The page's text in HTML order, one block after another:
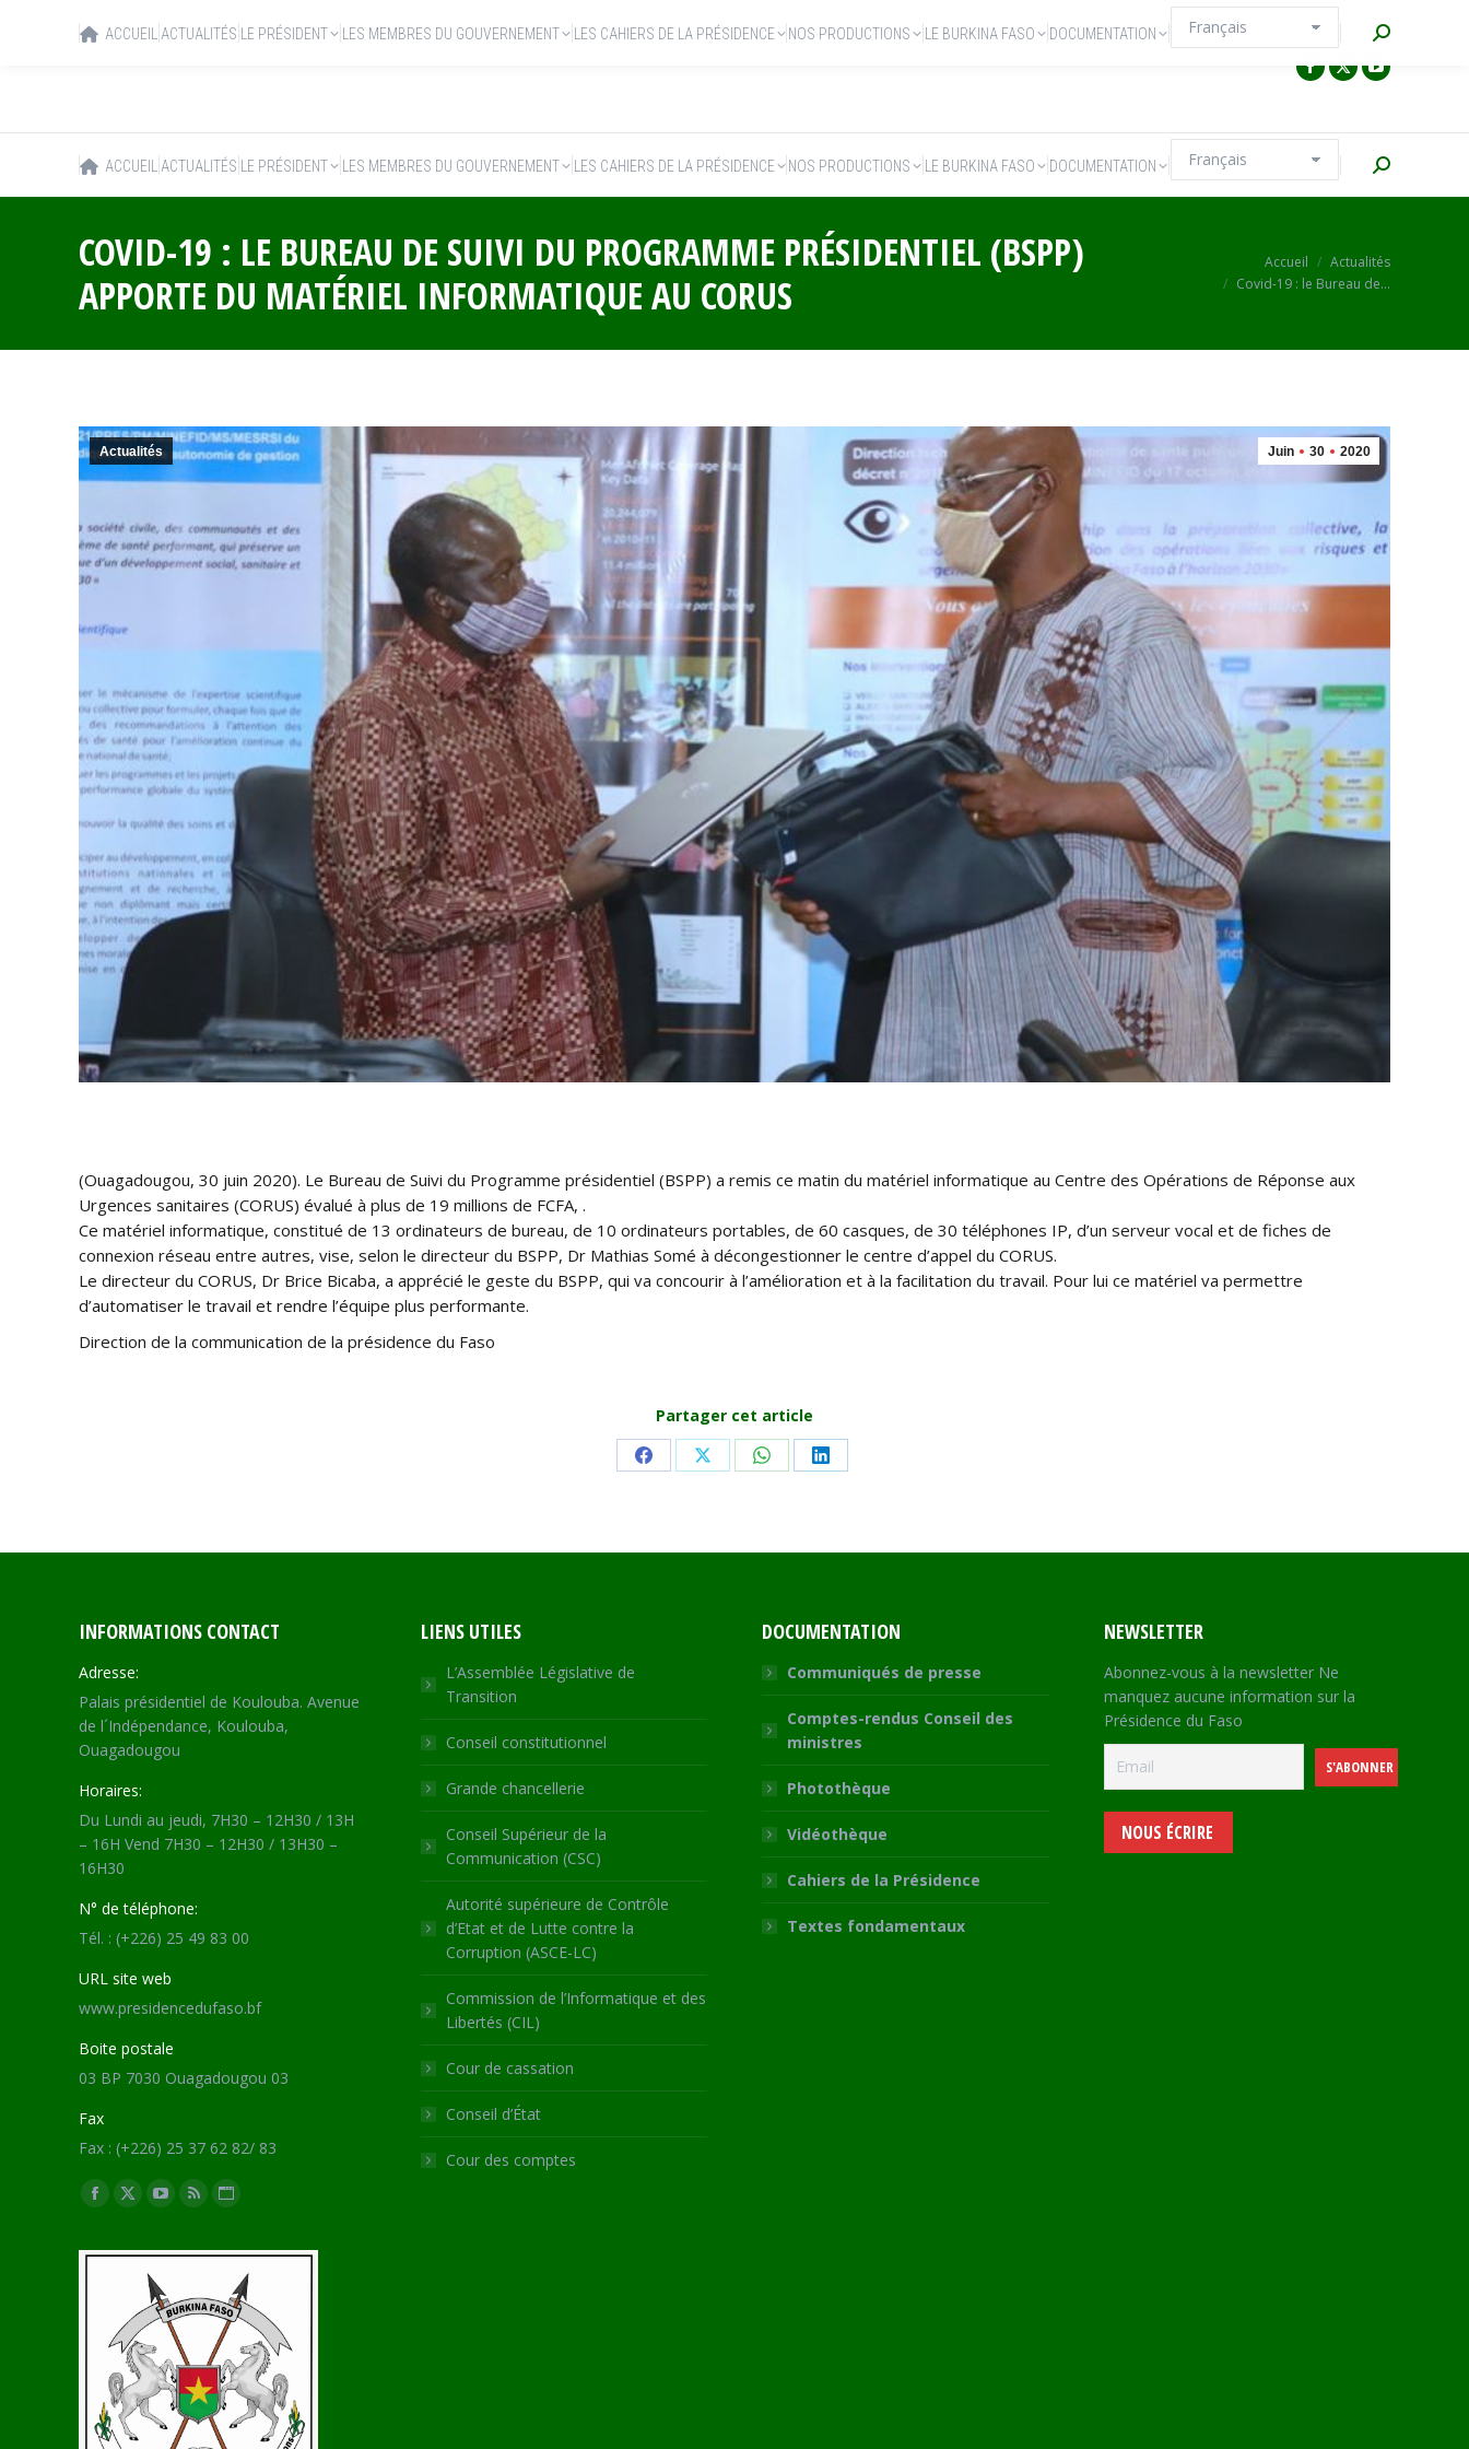
ACCUEIL ACTUALITÉS LE PRÉSIDENT LES MEMBRES DU GOUVERNEMENT LES CAHIERS DE LA PRÉSIDENCE NOS PRODUCTIONS LE BURKINA FASO DOCUMENTATION Recherche
COVID-19 : LE BUREAU DE SUIVI DU PROGRAMME PRÉSIDENTIEL (BSPP)
APPORTE DU MATÉRIEL INFORMATIQUE AU CORUS
Vous êtes ici :
Accueil
Actualités
Covid-19 : le Bureau de…
Juin 30 2020
Actualités
(Ouagadougou, 30 juin 2020). Le Bureau de Suivi du Programme présidentiel (BSPP) a remis ce matin du matériel informatique au Centre des Opérations de Réponse aux
Urgences sanitaires (CORUS) évalué à plus de 19 millions de FCFA, .
Ce matériel informatique, constitué de 13 ordinateurs de bureau, de 10 ordinateurs portables, de 60 casques, de 30 téléphones IP, d’un serveur vocal et de fiches de
connexion réseau entre autres, vise, selon le directeur du BSPP, Dr Mathias Somé à décongestionner le centre d’appel du CORUS.
Le directeur du CORUS, Dr Brice Bicaba, a apprécié le geste du BSPP, qui va concourir à l’amélioration et à la facilitation du travail. Pour lui ce matériel va permettre
d’automatiser le travail et rendre l’équipe plus performante.
Direction de la communication de la présidence du Faso
Partager cet article
Share Share Share Share
INFORMATIONS CONTACT
Adresse:
Palais présidentiel de Koulouba. Avenue
de l´Indépendance, Koulouba,
Ouagadougou
Horaires:
Du Lundi au jeudi, 7H30 – 12H30 / 13H
– 16H Vend 7H30 – 12H30 / 13H30 –
16H30
N° de téléphone:
Tél. : (+226) 25 49 83 00
URL site web
www.presidencedufaso.bf
Boite postale
03 BP 7030 Ouagadougou 03
Fax
Fax : (+226) 25 37 62 82/ 83
Trouvez nous sur :
Facebook
opens
window
X
opens
new
window
YouTube
opens
in
new
window
RSS
opens
new
window
Site
page
opens
in
new
window
LIENS UTILES
L’Assemblée Législative de
Transition
Conseil constitutionnel
Grande chancellerie
Conseil Supérieur de la
Communication (CSC)
Autorité supérieure de Contrôle
d’Etat et de Lutte contre la
Corruption (ASCE-LC)
Commission de l’Informatique et des
Libertés (CIL)
Cour de cassation
Conseil d’État
Cour des comptes
DOCUMENTATION
Communiqués de presse
Comptes-rendus Conseil des
ministres
Photothèque
Vidéothèque
Cahiers de la Présidence
Textes fondamentaux
NEWSLETTER
Abonnez-vous à la newsletter Ne
manquez aucune information sur la
Présidence du Faso
NOUS ÉCRIRE
ACCUEIL ACTUALITÉS LE PRÉSIDENT LES MEMBRES DU GOUVERNEMENT LES CAHIERS DE LA PRÉSIDENCE NOS PRODUCTIONS LE BURKINA FASO DOCUMENTATION Recherche